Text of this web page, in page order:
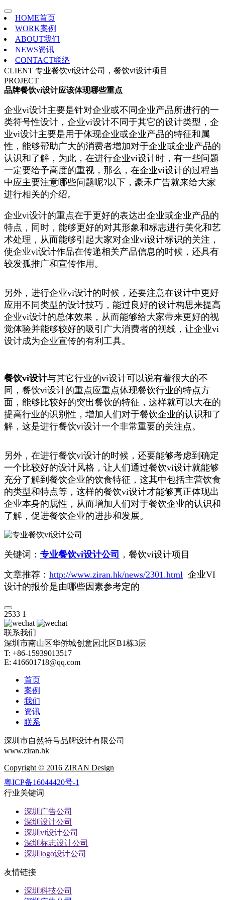
HOME首页
WORK案例
ABOUT我们
NEWS资讯
CONTACT联络
CLIENT 专业餐饮vi设计公司，餐饮vi设计项目
PROJECT
品牌餐饮vi设计应该体现哪些重点
企业vi设计主要是针对企业或不同企业产品所进行的一
类符号性设计，企业vi设计不同于其它的设计类型，企
业vi设计主要是用于体现企业或企业产品的特征和属
性，能够帮助广大的消费者增加对于企业或企业产品的
认识和了解，为此，在进行企业vi设计时，有一些问题
一定要给予高度的重视，那么，在企业vi设计的过程当
中应主要注意哪些问题呢?以下，豪禾广告就来给大家
进行相关的介绍。
企业vi设计的重点在于更好的表达出企业或企业产品的
特点，同时，能够更好的对其形象和标志进行美化和艺
术处理，从而能够引起大家对企业vi设计标识的关注，
使企业vi设计作品在传递相关产品信息的时候，还具有
较发孤推广和宣传作用。
另外，进行企业vi设计的时候，还要注意在设计中更好
应用不同类型的设计技巧，能过良好的设计构思来提高
企业vi设计的总体效果，从而能够给大家带来更好的视
觉体验并能够较好的吸引广大消费者的视线，让企业vi
设计成为企业宣传的有利工具。
餐饮vi设计与其它行业的vi设计可以说有着很大的不
同，餐饮vi设计的重点应重点体现餐饮行业的特点方
面，能够比较好的突出餐饮的特征，这样就可以大在的
提高行业的识别性，增加人们对于餐饮企业的认识和了
解，这是进行餐饮vi设计一个非常重要的关注点。
另外，在进行餐饮vi设计的时候，还要能够考虑到确定
一个比较好的设计风格，让人们通过餐饮vi设计就能够
充分了解到餐饮企业的饮食特征，这其中包括主营饮食
的类型和特点等，这样的餐饮vi设计才能够真正体现出
企业本身的属性，从而增加人们对于餐饮企业的认识和
了解，促进餐饮企业的进步和发展。
关键词： 专业餐饮vi设计公司
，餐饮vi设计项目
文章推荐： http://www.ziran.hk/news/2301.html 企业VI
设计的报价是由哪些因素参考定的
2533 1
联系我们
深圳市南山区华侨城创意园北区B1栋3层
T: +86-15939013517
E: 416601718@qq.com
首页
案例
我们
资讯
联系
深圳市自然符号品牌设计有限公司
www.ziran.hk
Copyright © 2016 ZIRAN Design
粤ICP备16044420号-1
行业关键词
深圳广告公司
深圳设计公司
深圳vi设计公司
深圳标志设计公司
深圳logo设计公司
友情链接
深圳科技公司